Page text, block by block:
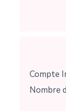
Compte
Nombre